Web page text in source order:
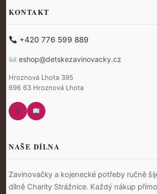
KONTAKT
+420 776 599 889
eshop@detskezavinovacky.cz
Hroznová Lhota 395
696 63 Hroznová Lhota
f
NAŠE DÍLNA
Zavinovačky a kojenecké potřeby ručně
dílně Charity Strážnice. Každý nákup